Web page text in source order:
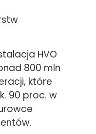
HVO
800 mln
które
90 proc. w